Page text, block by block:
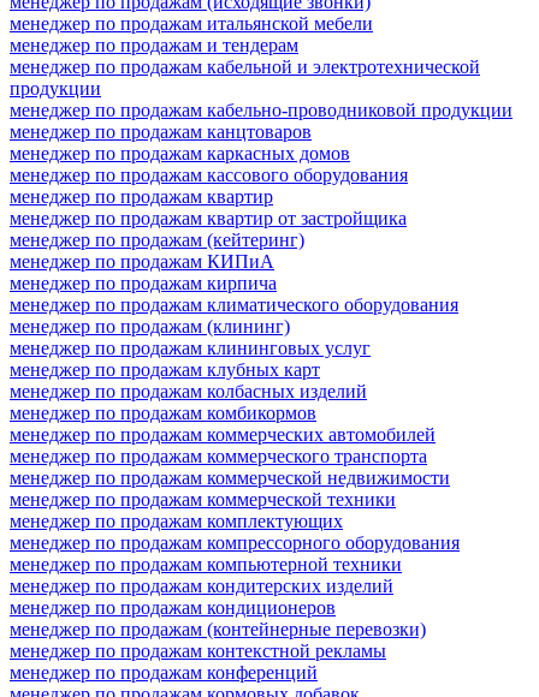
менеджер по продажам итальянской мебели
менеджер по продажам и тендерам
менеджер по продажам кабельной и электротехнической
продукции
менеджер по продажам кабельно-проводниковой продукции
менеджер по продажам канцтоваров
менеджер по продажам каркасных домов
менеджер по продажам кассового оборудования
менеджер по продажам квартир
менеджер по продажам квартир от застройщика
менеджер по продажам (кейтеринг)
менеджер по продажам КИПиА
менеджер по продажам кирпича
менеджер по продажам климатического оборудования
менеджер по продажам (клининг)
менеджер по продажам клининговых услуг
менеджер по продажам клубных карт
менеджер по продажам колбасных изделий
менеджер по продажам комбикормов
менеджер по продажам коммерческих автомобилей
менеджер по продажам коммерческого транспорта
менеджер по продажам коммерческой недвижимости
менеджер по продажам коммерческой техники
менеджер по продажам комплектующих
менеджер по продажам компрессорного оборудования
менеджер по продажам компьютерной техники
менеджер по продажам кондитерских изделий
менеджер по продажам кондиционеров
менеджер по продажам (контейнерные перевозки)
менеджер по продажам контекстной рекламы
менеджер по продажам конференций